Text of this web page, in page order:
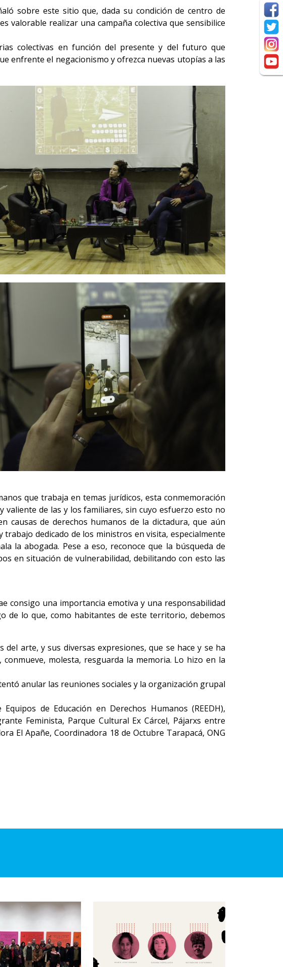
sobre este sitio que, dada su condición de centro de
valorable realizar una campaña colectiva que sensibilice
colectivas en función del presente y del futuro que
enfrente el negacionismo y ofrezca nuevas utopías a las
que trabaja en temas jurídicos, esta conmemoración
valiente de las y los familiares, sin cuyo esfuerzo esto no
causas de derechos humanos de la dictadura, que aún
dedicado de los ministros en visita, especialmente
la abogada. Pese a eso, reconoce que la búsqueda de
en situación de vulnerabilidad, debilitando con esto las
consigo una importancia emotiva y una responsabilidad
de lo que, como habitantes de este territorio, debemos
arte, y sus diversas expresiones, que se hace y se ha
molesta, resguarda la memoria. Lo hizo en la
anular las reuniones sociales y la organización grupal
de Educación en Derechos Humanos (REEDH),
Feminista, Parque Cultural Ex Cárcel, Pájarxs entre
El Apañe, Coordinadora 18 de Octubre Tarapacá, ONG